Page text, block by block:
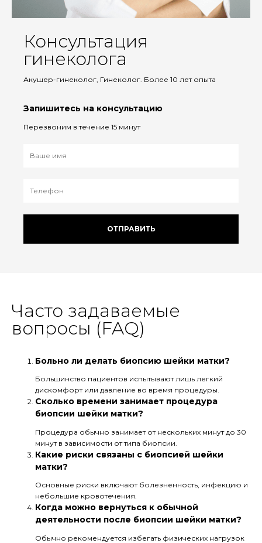
Консультация
гинеколога
Акушер-гинеколог, Гинеколог. Более 10 лет опыта
Запишитесь на консультацию
Перезвоним в течение 15 минут
ОТПРАВИТЬ
Часто задаваемые
вопросы (FAQ)
Больно ли делать биопсию шейки матки?
Большинство пациентов испытывают лишь легкий
дискомфорт или давление во время процедуры.
Сколько времени занимает процедура
биопсии шейки матки?
Процедура обычно занимает от нескольких минут до 30
минут в зависимости от типа биопсии.
Какие риски связаны с биопсией шейки
матки?
Основные риски включают болезненность, инфекцию и
небольшие кровотечения.
Когда можно вернуться к обычной
деятельности после биопсии шейки матки?
Обычно рекомендуется избегать физических нагрузок